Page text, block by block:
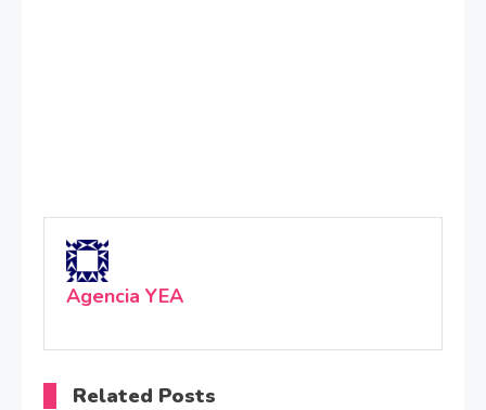
Agencia YEA
Related Posts